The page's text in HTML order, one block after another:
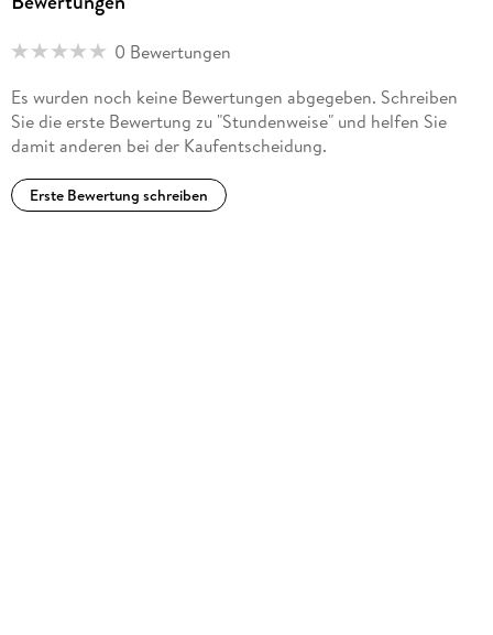
0 Bewertungen
Es wurden noch keine Bewertungen abgegeben. Schreiben
Sie die erste Bewertung zu "Stundenweise" und helfen Sie
damit anderen bei der Kaufentscheidung.
Erste Bewertung schreiben